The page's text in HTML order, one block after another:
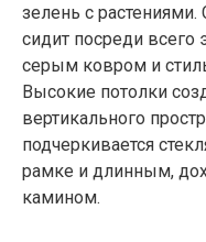
зелень с
сидит посреди всего
серым ковром и
Высокие потолки
вертикального
подчеркивается
рамке и длинным,
камином.